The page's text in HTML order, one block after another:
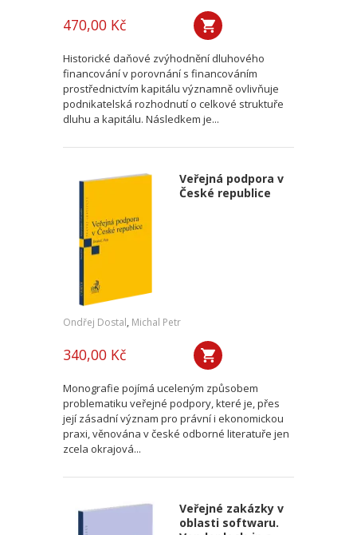
470,00 Kč
Historické daňové zvýhodnění dluhového
financování v porovnání s financováním
prostřednictvím kapitálu významně ovlivňuje
podnikatelská rozhodnutí o celkové struktuře
dluhu a kapitálu. Následkem je...
Veřejná podpora v
České republice
Ondřej Dostal, Michal Petr
340,00 Kč
Monografie pojímá uceleným způsobem
problematiku veřejné podpory, které je, přes
její zásadní význam pro právní i ekonomickou
praxi, věnována v české odborné literatuře jen
zcela okrajová...
Veřejné zakázky v
oblasti softwaru.